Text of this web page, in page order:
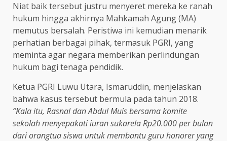
Niat baik tersebut justru menyeret mereka ke ranah
hukum hingga akhirnya Mahkamah Agung (MA)
memutus bersalah. Peristiwa ini kemudian menarik
perhatian berbagai pihak, termasuk PGRI, yang
meminta agar negara memberikan perlindungan
hukum bagi tenaga pendidik.
Ketua PGRI Luwu Utara, Ismaruddin, menjelaskan
bahwa kasus tersebut bermula pada tahun 2018.
“Kala itu, Rasnal dan Abdul Muis bersama komite
sekolah menyepakati iuran sukarela Rp20.000 per bulan
dari orangtua siswa untuk membantu guru honorer yang